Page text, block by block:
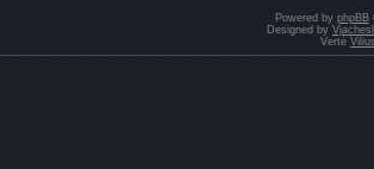
Powered by phpBB
Designed by
Vertė